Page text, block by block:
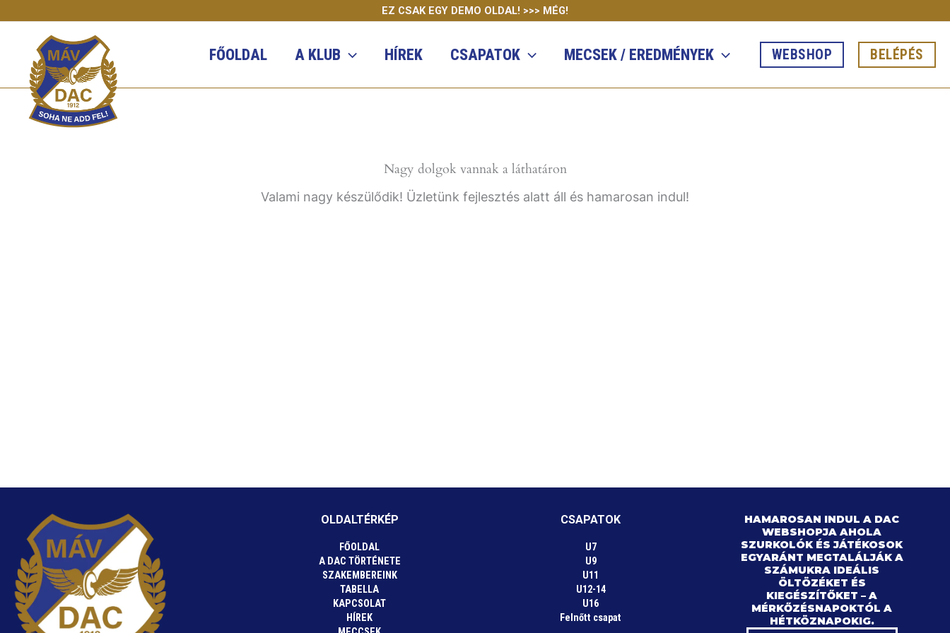
content
EZ CSAK EGY DEMO OLDAL! >>> MÉG!
FŐOLDAL A KLUB HÍREK CSAPATOK MECSEK / EREDMÉNYEK WEBSHOP BELÉPÉS
Nagy dolgok vannak a láthatáron
Valami nagy készülődik! Üzletünk fejlesztés alatt áll és hamarosan indul!
OLDALTÉRKÉP
FŐOLDAL
A DAC TÖRTÉNETE
SZAKEMBEREINK
TABELLA
KAPCSOLAT
HÍREK
CSAPATOK
U7
U9
U11
U12-14
U16
Felnőtt csapat
HAMAROSAN INDUL A DAC
WEBSHOPJA AHOLA
SZURKOLÓK ÉS JÁTÉKOSOK
EGYARÁNT MEGTALÁLJÁK A
SZÁMUKRA IDEÁLIS
ÖLTÖZÉKET ÉS
KIEGÉSZÍTŐKET – A
MÉRKŐZÉSNAPOKTÓL A
HÉTKÖZNAPOKIG.